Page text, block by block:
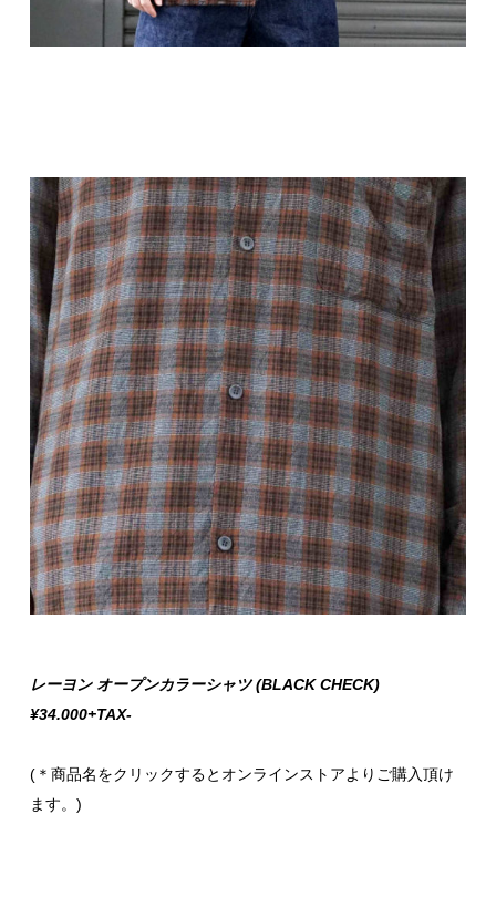
レーヨン オープンカラーシャツ (BLACK CHECK)
¥34.000+TAX-
(＊商品名をクリックするとオンラインストアよりご購入頂け
ます。)